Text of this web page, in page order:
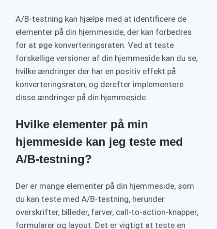
A/B-testning kan hjælpe med at identificere de
elementer på din hjemmeside, der kan forbedres
for at øge konverteringsraten. Ved at teste
forskellige versioner af din hjemmeside kan du se,
hvilke ændringer der har en positiv effekt på
konverteringsraten, og derefter implementere
disse ændringer på din hjemmeside.
Hvilke elementer på min
hjemmeside kan jeg teste med
A/B-testning?
Der er mange elementer på din hjemmeside, som
du kan teste med A/B-testning, herunder
overskrifter, billeder, farver, call-to-action-knapper,
formularer og layout. Det er vigtigt at teste en